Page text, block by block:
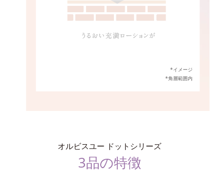
*イメージ
*角層範囲内
オルビスユー ドットシリーズ
3品の特徴